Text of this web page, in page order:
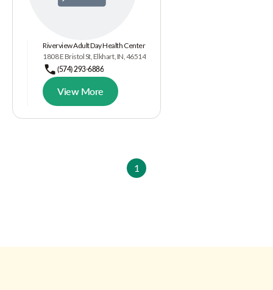
Riverview Adult Day Health Center
1808 E Bristol St, Elkhart, IN, 46514
(574) 293-6886
View More
1